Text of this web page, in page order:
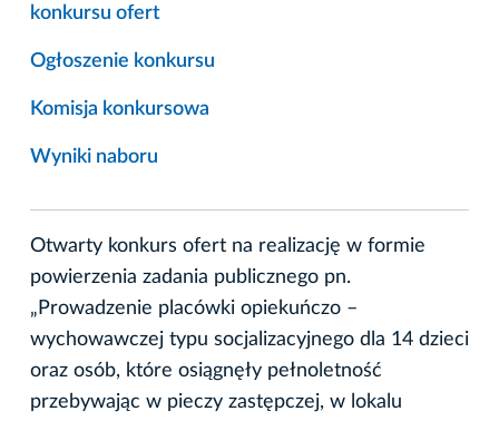
konkursu ofert
Ogłoszenie konkursu
Komisja konkursowa
Wyniki naboru
Otwarty konkurs ofert na realizację w formie
powierzenia zadania publicznego pn.
„Prowadzenie placówki opiekuńczo –
wychowawczej typu socjalizacyjnego dla 14 dzieci
oraz osób, które osiągnęły pełnoletność
przebywając w pieczy zastępczej, w lokalu